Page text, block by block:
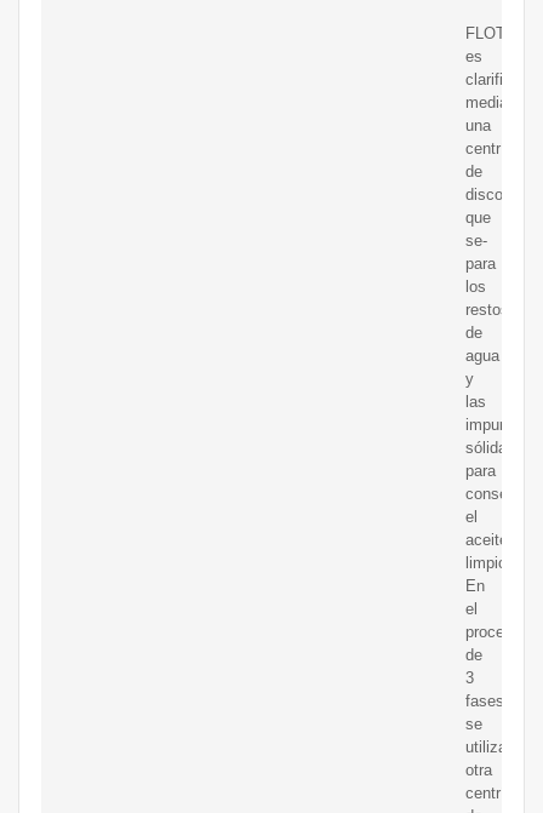
es
clarificado
mediante
una
centrífuga
de
discos
que
se-
para
los
restos
de
agua
y
las
impurezas
sólidas
para
conseguir
el
aceite
limpio.
En
el
proceso
de
3
fases,
se
utiliza
otra
centrífuga